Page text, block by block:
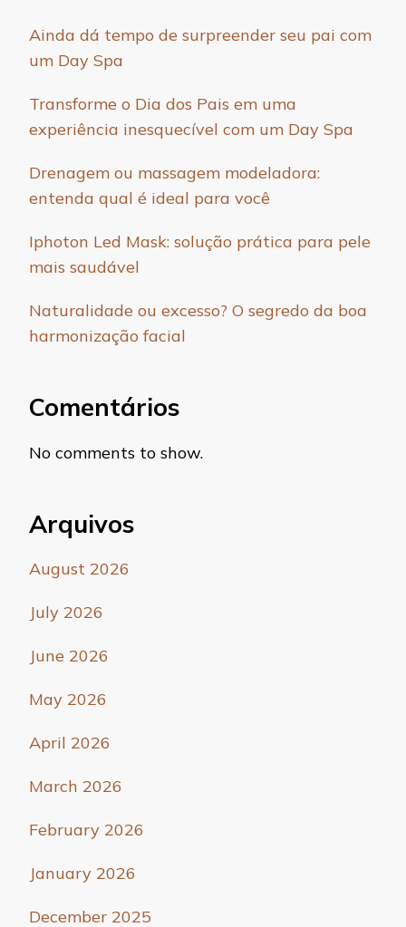
Ainda dá tempo de surpreender seu pai com
um Day Spa
Transforme o Dia dos Pais em uma
experiência inesquecível com um Day Spa
Drenagem ou massagem modeladora:
entenda qual é ideal para você
Iphoton Led Mask: solução prática para pele
mais saudável
Naturalidade ou excesso? O segredo da boa
harmonização facial
Comentários
No comments to show.
Arquivos
August 2026
July 2026
June 2026
May 2026
April 2026
March 2026
February 2026
January 2026
December 2025